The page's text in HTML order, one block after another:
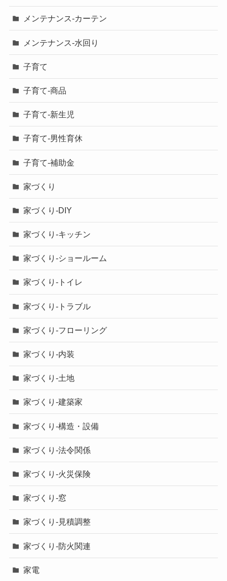
メンテナンス-カーテン
メンテナンス-水回り
子育て
子育て-商品
子育て-新生児
子育て-男性育休
子育て-補助金
家づくり
家づくり-DIY
家づくり-キッチン
家づくり-ショールーム
家づくり-トイレ
家づくり-トラブル
家づくり-フローリング
家づくり-内装
家づくり-土地
家づくり-建築家
家づくり-構造・設備
家づくり-法令関係
家づくり-火災保険
家づくり-窓
家づくり-見積調整
家づくり-防火関連
家電